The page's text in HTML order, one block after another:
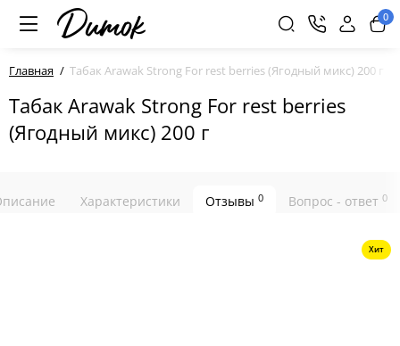
0
Главная Табак Arawak Strong For rest berries (Ягодный микс) 200 г
Табак Arawak Strong For rest berries
(Ягодный микс) 200 г
Характеристики Отзывы 0 Вопрос - ответ 0
Хит